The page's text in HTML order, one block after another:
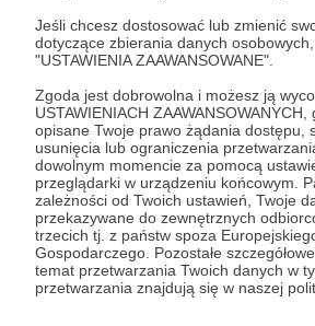
Jeśli chcesz dostosować lub zmienić
dotyczące zbierania danych
"USTAWIENIA ZAAWANSOWANE".
Zgoda jest dobrowolna i możesz ją
USTAWIENIACH
opisane Twoje prawo żądania dostępu,
usunięcia lub ograniczenia
dowolnym momencie za pomocą
przeglądarki w urządzeniu końcowym.
zależności od Twoich ustawień, Twoje
przekazywane do zewnętrznych
trzecich tj. z państw spoza
Gospodarczego. Pozostałe
temat przetwarzania Twoich danych w
przetwarzania znajdują się w naszej
Dołącz do grona
Wesprzyj działalność Autora
Zostań